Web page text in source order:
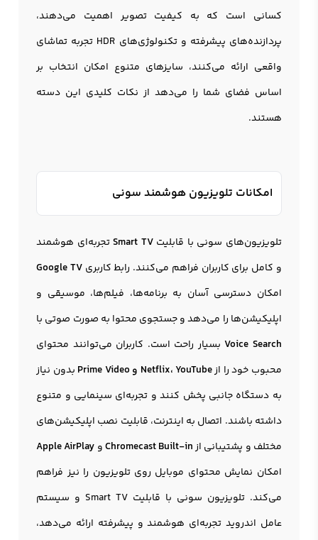
کسانی است که به کیفیت تصویر اهمیت می‌دهند،
پردازنده‌های پیشرفته و تکنولوژی‌های HDR تجربه تماشای
واقعی ارائه می‌کنند، سایزهای متنوع امکان انتخاب بر
اساس فضای شما را می‌دهد از نکات کلیدی این دسته
هستند.
امکانات تلویزیون هوشمند سونی
تلویزیون‌های سونی با قابلیتSmart TVتجربه‌ای هوشمند
و کامل برای کاربران فراهم می‌کنند. رابط کاربریGoogle TV
امکان دسترسی آسان به برنامه‌ها، فیلم‌ها، موسیقی و
اپلیکیشن‌ها را می‌دهد و جستجوی محتوا به صورت صوتی با
Voice Searchبسیار راحت است. کاربران می‌توانند محتوای
محبوب خود را ازNetflix، YouTube و Prime Video
بدون نیاز
به دستگاه جانبی پخش کنند و تجربه‌ای سینمایی و متنوع
داشته باشند. اتصال به اینترنت، قابلیت نصب اپلیکیشن‌های
مختلف و پشتیبانی ازChromecast Built-inو Apple AirPlay
امکان نمایش محتوای موبایل روی تلویزیون را نیز فراهم
می‌کند. تلویزیون سونی با قابلیت Smart TV و سیستم
عامل اندروید تجربه‌ای هوشمند و پیشرفته ارائه می‌دهد،